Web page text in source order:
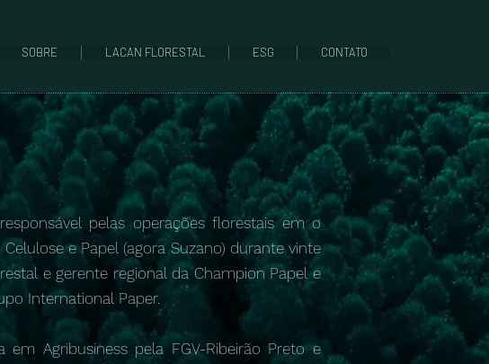
SOBRE LACAN FLORESTAL ESG CONTATO
pelas operações florestais em o
e Papel (agora Suzano) durante vinte
e gerente regional da Champion Papel e
International Paper.
em Agribusiness pela FGV-Ribeirão Preto e